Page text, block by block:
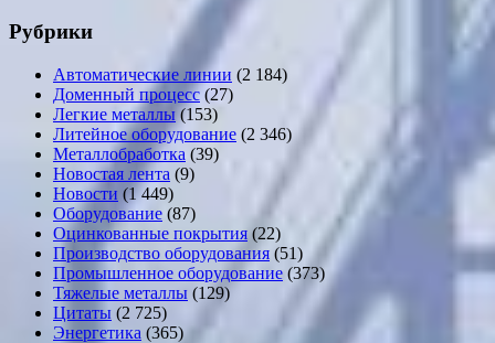
Рубрики
Автоматические линии (2 184)
Доменный процесс (27)
Легкие металлы (153)
Литейное оборудование (2 346)
Металлобработка (39)
Новостая лента (9)
Новости (1 449)
Оборудование (87)
Оцинкованные покрытия (22)
Производство оборудования (51)
Промышленное оборудование (373)
Тяжелые металлы (129)
Цитаты (2 725)
Энергетика (365)